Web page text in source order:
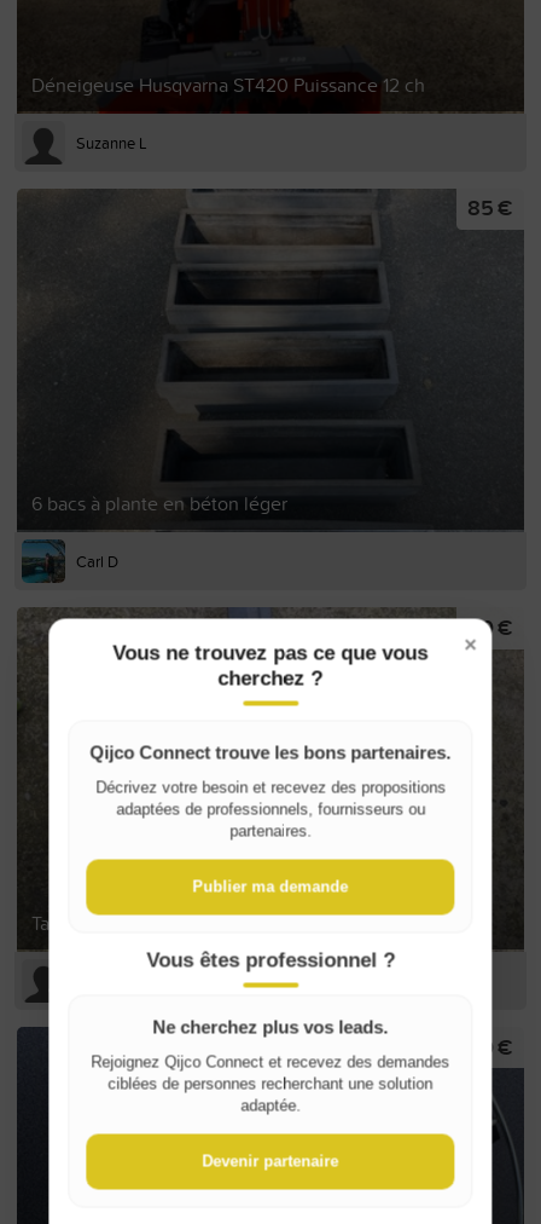
Déneigeuse Husqvarna ST420 Puissance 12 ch
Suzanne L
6 bacs à plante en béton léger
85 €
Carl D
Taille Haie
20 €
10 €
Where do you live?
Belgique / België
×
Vous ne trouvez pas ce que vous
cherchez ?
Qijco Connect trouve les bons partenaires.
Décrivez votre besoin et recevez des propositions
adaptées de professionnels, fournisseurs ou
partenaires.
Publier ma demande
Vous êtes professionnel ?
Ne cherchez plus vos leads.
Rejoignez Qijco Connect et recevez des demandes
ciblées de personnes recherchant une solution
adaptée.
Devenir partenaire